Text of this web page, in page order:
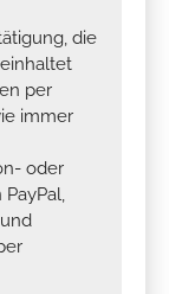
die
per
immer
oder